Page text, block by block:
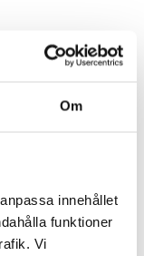
Om
innehållet
funktioner
Vi